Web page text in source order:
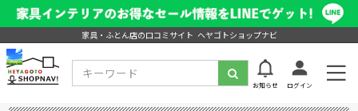
家具・ふとん店の口コミサイト ヘヤゴトショップナビ
お知らせ ログイン